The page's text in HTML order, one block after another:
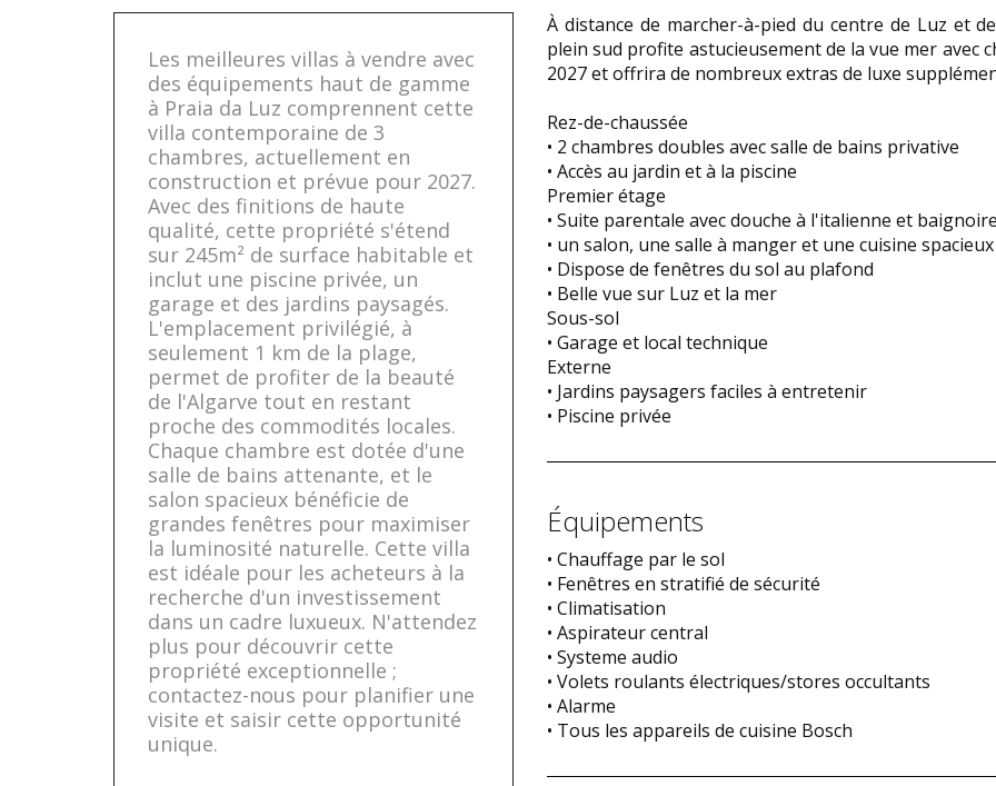
Les meilleures villas à vendre avec
des équipements haut de gamme
à Praia da Luz comprennent cette
villa contemporaine de 3
chambres, actuellement en
construction et prévue pour 2027.
Avec des finitions de haute
qualité, cette propriété s'étend
sur 245m² de surface habitable et
inclut une piscine privée, un
garage et des jardins paysagés.
L'emplacement privilégié, à
seulement 1 km de la plage,
permet de profiter de la beauté
de l'Algarve tout en restant
proche des commodités locales.
Chaque chambre est dotée d'une
salle de bains attenante, et le
salon spacieux bénéficie de
grandes fenêtres pour maximiser
la luminosité naturelle. Cette villa
est idéale pour les acheteurs à la
recherche d'un investissement
dans un cadre luxueux. N'attendez
plus pour découvrir cette
propriété exceptionnelle ;
contactez-nous pour planifier une
visite et saisir cette opportunité
unique.
À distance de marcher-à-pied du centre de Luz et
plein sud profite astucieusement de la vue mer avec
2027 et offrira de nombreux extras de luxe
Rez-de-chaussée
• 2 chambres doubles avec salle de bains privative
• Accès au jardin et à la piscine
Premier étage
• Suite parentale avec douche à l'italienne et
• un salon, une salle à manger et une cuisine
• Dispose de fenêtres du sol au plafond
• Belle vue sur Luz et la mer
Sous-sol
• Garage et local technique
Externe
• Jardins paysagers faciles à entretenir
• Piscine privée
Équipements
• Chauffage par le sol
• Fenêtres en stratifié de sécurité
• Climatisation
• Aspirateur central
• Systeme audio
• Volets roulants électriques/stores occultants
• Alarme
• Tous les appareils de cuisine Bosch